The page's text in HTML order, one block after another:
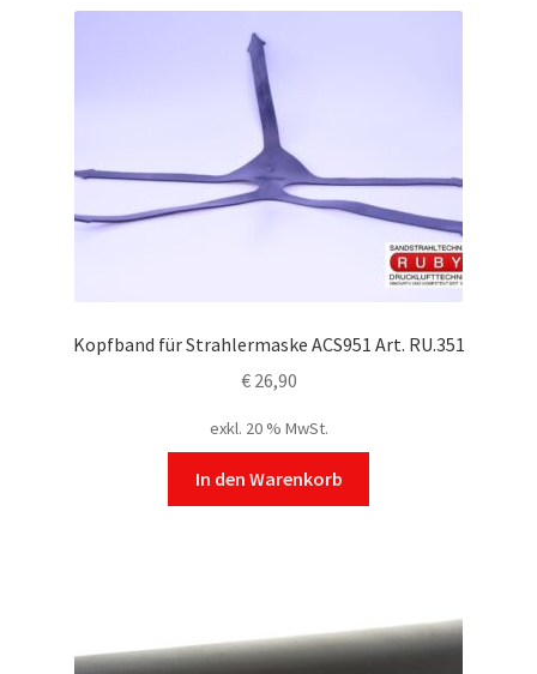
Kopfband für Strahlermaske ACS951 Art. RU.351
€26,90
exkl. 20 % MwSt.
In den Warenkorb